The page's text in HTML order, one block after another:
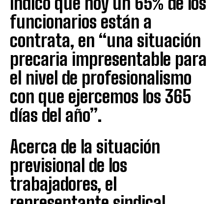
funcionarios están a
contrata, en “una situación
precaria impresentable para
el nivel de profesionalismo
con que ejercemos los 365
días del año”.
Acerca de la situación
previsional de los
trabajadores, el